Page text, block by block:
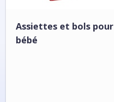
Assiettes et bols pour
bébé